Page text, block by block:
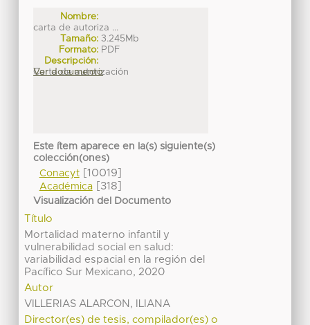
Nombre:
carta de autoriza ...
Tamaño: 3.245Mb
Formato: PDF
Descripción:
Carta de autorización
Ver documento
Este ítem aparece en la(s) siguiente(s)
colección(ones)
Conacyt[10019]
Académica[318]
Visualización del Documento
Título
Mortalidad materno infantil y
vulnerabilidad social en salud:
variabilidad espacial en la región del
Pacífico Sur Mexicano, 2020
Autor
VILLERIAS ALARCON, ILIANA
Director(es) de tesis, compilador(es) o